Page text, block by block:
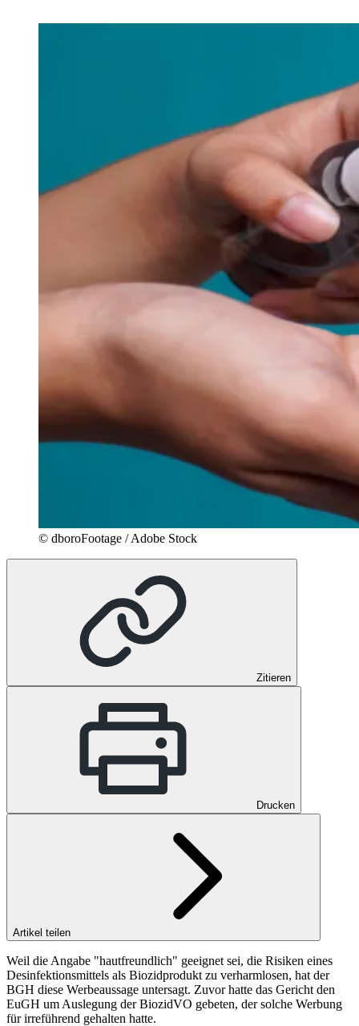
© dboroFootage / Adobe Stock
Zitieren
Drucken
Artikel teilen
Weil die Angabe "hautfreundlich" geeignet sei, die Risiken eines
Desinfektionsmittels als Biozidprodukt zu verharmlosen, hat der
BGH diese Werbeaussage untersagt. Zuvor hatte das Gericht den
EuGH um Auslegung der BiozidVO gebeten, der solche Werbung
für irreführend gehalten hatte.